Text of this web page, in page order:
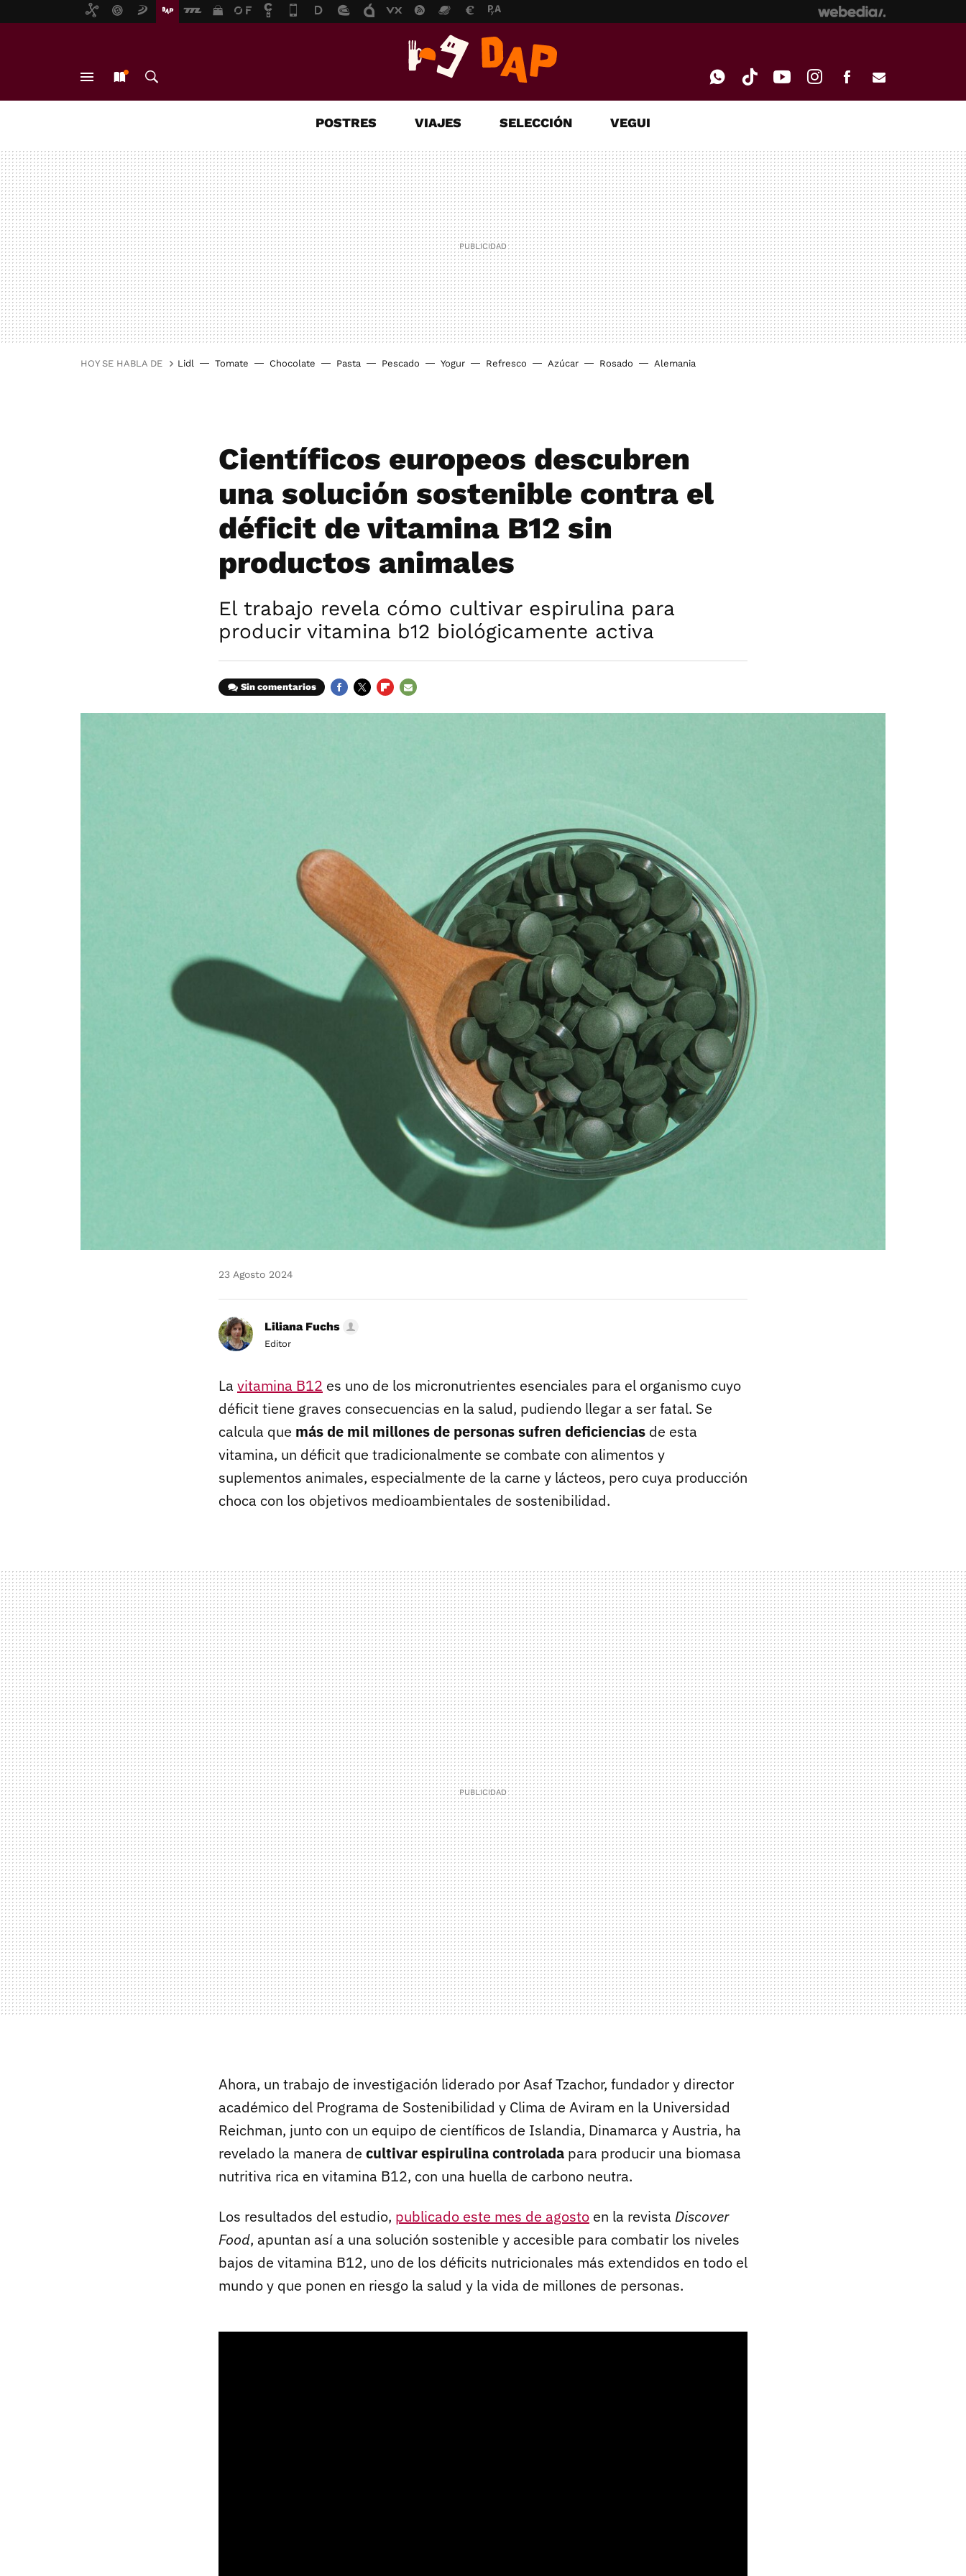
MAIL
POSTRES VIAJES SELECCIÓN VEGUI
HOY SE HABLA DE Lidl Tomate Chocolate Pasta Pescado Yogur Refresco Azúcar Rosado Alemania
Científicos europeos descubren
una solución sostenible contra el
déficit de vitamina B12 sin
productos animales
El trabajo revela cómo cultivar espirulina para
producir vitamina b12 biológicamente activa
Sin comentarios
23 Agosto 2024
Liliana Fuchs
Editor
La vitamina B12 es uno de los micronutrientes esenciales para el organismo cuyo
déficit tiene graves consecuencias en la salud, pudiendo llegar a ser fatal. Se
calcula que más de mil millones de personas sufren deficiencias de esta
vitamina, un déficit que tradicionalmente se combate con alimentos y
suplementos animales, especialmente de la carne y lácteos, pero cuya producción
choca con los objetivos medioambientales de sostenibilidad.
Ahora, un trabajo de investigación liderado por Asaf Tzachor, fundador y director
académico del Programa de Sostenibilidad y Clima de Aviram en la Universidad
Reichman, junto con un equipo de científicos de Islandia, Dinamarca y Austria, ha
revelado la manera de cultivar espirulina controlada para producir una biomasa
nutritiva rica en vitamina B12, con una huella de carbono neutra.
Los resultados del estudio, publicado este mes de agosto en la revista Discover
Food, apuntan así a una solución sostenible y accesible para combatir los niveles
bajos de vitamina B12, uno de los déficits nutricionales más extendidos en todo el
mundo y que ponen en riesgo la salud y la vida de millones de personas.